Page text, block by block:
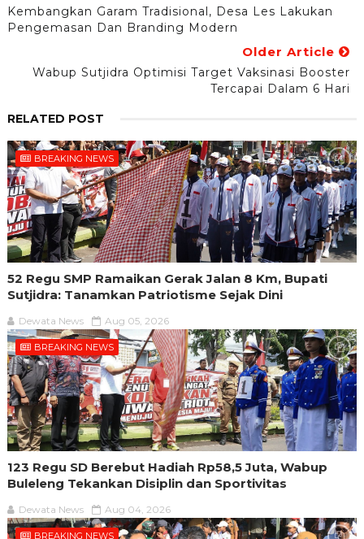
Kembangkan Garam Tradisional, Desa Les Lakukan
Pengemasan Dan Branding Modern
Older Article
Wabup Sutjidra Optimisi Target Vaksinasi Booster
Tercapai Dalam 6 Hari
RELATED POST
BREAKING NEWS
52 Regu SMP Ramaikan Gerak Jalan 8 Km, Bupati
Sutjidra: Tanamkan Patriotisme Sejak Dini
Dewata News Aug 05, 2026
BREAKING NEWS
123 Regu SD Berebut Hadiah Rp58,5 Juta, Wabup
Buleleng Tekankan Disiplin dan Sportivitas
Dewata News Aug 04, 2026
BREAKING NEWS